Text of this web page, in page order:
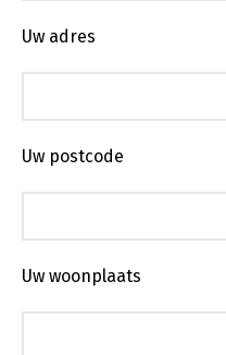
Uw adres
Uw postcode
Uw woonplaats